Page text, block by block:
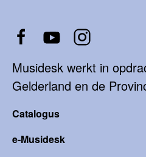
Musidesk werkt in
Gelderland en de
Catalogus
e-Musidesk